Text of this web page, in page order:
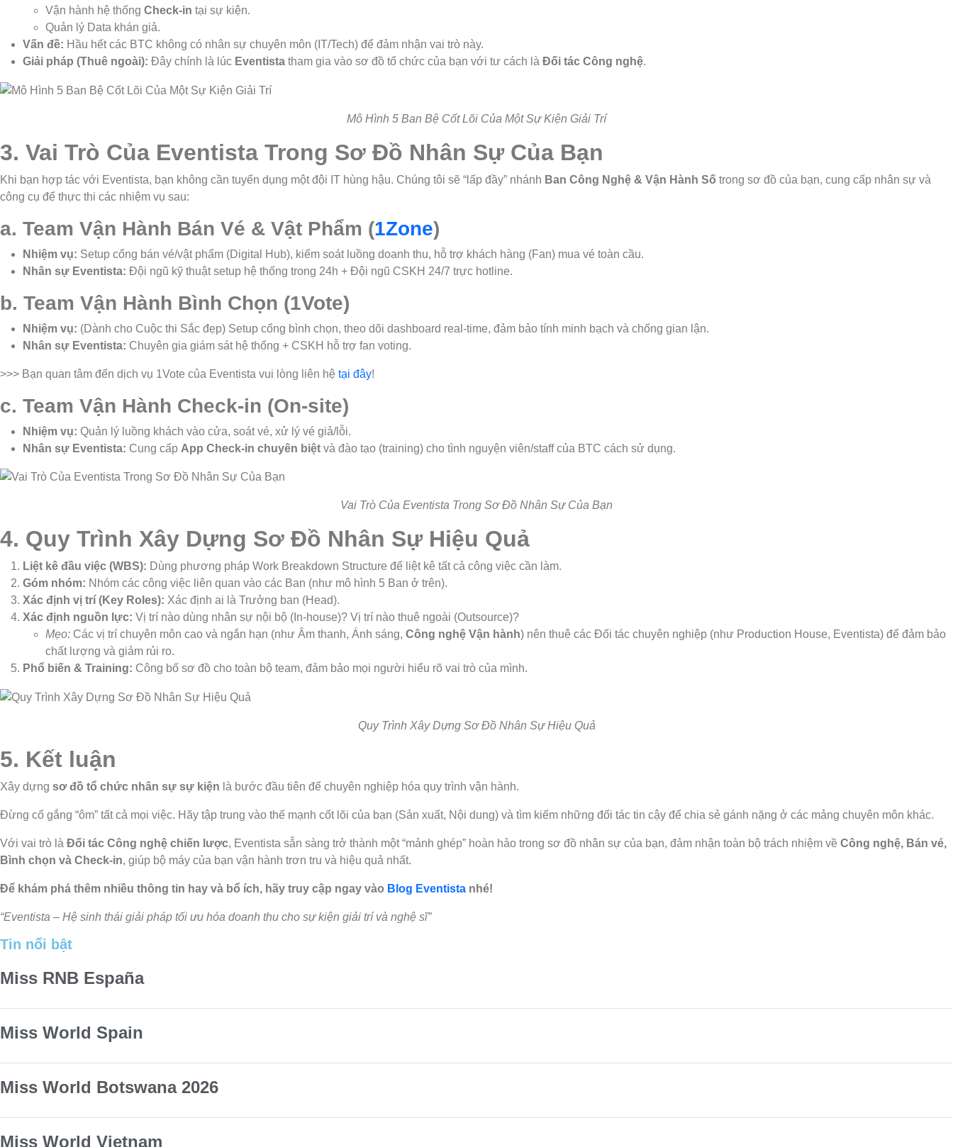
Vận hành hệ thống Check-in tại sự kiện.
Quản lý Data khán giả.
Vấn đề: Hầu hết các BTC không có nhân sự chuyên môn (IT/Tech) để đảm nhận vai trò này.
Giải pháp (Thuê ngoài): Đây chính là lúc Eventista tham gia vào sơ đồ tổ chức của bạn với tư cách là Đối tác Công nghệ.
Mô Hình 5 Ban Bệ Cốt Lõi Của Một Sự Kiện Giải Trí
3. Vai Trò Của Eventista Trong Sơ Đồ Nhân Sự Của Bạn
Khi bạn hợp tác với Eventista, bạn không cần tuyển dụng một đội IT hùng hậu. Chúng tôi sẽ “lấp đầy” nhánh Ban Công Nghệ & Vận Hành Số trong sơ đồ của bạn, cung cấp nhân sự và
công cụ để thực thi các nhiệm vụ sau:
a. Team Vận Hành Bán Vé & Vật Phẩm (1Zone)
Nhiệm vụ: Setup cổng bán vé/vật phẩm (Digital Hub), kiểm soát luồng doanh thu, hỗ trợ khách hàng (Fan) mua vé toàn cầu.
Nhân sự Eventista: Đội ngũ kỹ thuật setup hệ thống trong 24h + Đội ngũ CSKH 24/7 trực hotline.
b. Team Vận Hành Bình Chọn (1Vote)
Nhiệm vụ: (Dành cho Cuộc thi Sắc đẹp) Setup cổng bình chọn, theo dõi dashboard real-time, đảm bảo tính minh bạch và chống gian lận.
Nhân sự Eventista: Chuyên gia giám sát hệ thống + CSKH hỗ trợ fan voting.
>>> Bạn quan tâm đến dịch vụ 1Vote của Eventista vui lòng liên hệ tại đây!
c. Team Vận Hành Check-in (On-site)
Nhiệm vụ: Quản lý luồng khách vào cửa, soát vé, xử lý vé giả/lỗi.
Nhân sự Eventista: Cung cấp App Check-in chuyên biệt và đào tạo (training) cho tình nguyện viên/staff của BTC cách sử dụng.
Vai Trò Của Eventista Trong Sơ Đồ Nhân Sự Của Bạn
4. Quy Trình Xây Dựng Sơ Đồ Nhân Sự Hiệu Quả
Liệt kê đầu việc (WBS): Dùng phương pháp Work Breakdown Structure để liệt kê tất cả công việc cần làm.
Góm nhóm: Nhóm các công việc liên quan vào các Ban (như mô hình 5 Ban ở trên).
Xác định vị trí (Key Roles): Xác định ai là Trưởng ban (Head).
Xác định nguồn lực: Vị trí nào dùng nhân sự nội bộ (In-house)? Vị trí nào thuê ngoài (Outsource)?
Mẹo: Các vị trí chuyên môn cao và ngắn hạn (như Âm thanh, Ánh sáng, Công nghệ Vận hành) nên thuê các Đối tác chuyên nghiệp (như Production House, Eventista) để đảm bảo
chất lượng và giảm rủi ro.
Phổ biến & Training: Công bố sơ đồ cho toàn bộ team, đảm bảo mọi người hiểu rõ vai trò của mình.
Quy Trình Xây Dựng Sơ Đồ Nhân Sự Hiệu Quả
5. Kết luận
Xây dựng sơ đồ tổ chức nhân sự sự kiện là bước đầu tiên để chuyên nghiệp hóa quy trình vận hành.
Đừng cố gắng “ôm” tất cả mọi việc. Hãy tập trung vào thế mạnh cốt lõi của bạn (Sản xuất, Nội dung) và tìm kiếm những đối tác tin cậy để chia sẻ gánh nặng ở các mảng chuyên môn khác.
Với vai trò là Đối tác Công nghệ chiến lược, Eventista sẵn sàng trở thành một “mảnh ghép” hoàn hảo trong sơ đồ nhân sự của bạn, đảm nhận toàn bộ trách nhiệm về Công nghệ, Bán vé,
Bình chọn và Check-in, giúp bộ máy của bạn vận hành trơn tru và hiệu quả nhất.
Để khám phá thêm nhiều thông tin hay và bổ ích, hãy truy cập ngay vào Blog Eventista nhé!
“Eventista – Hệ sinh thái giải pháp tối ưu hóa doanh thu cho sự kiện giải trí và nghệ sĩ”
Tin nổi bật
Miss RNB España
Miss World Spain
Miss World Botswana 2026
Miss World Vietnam